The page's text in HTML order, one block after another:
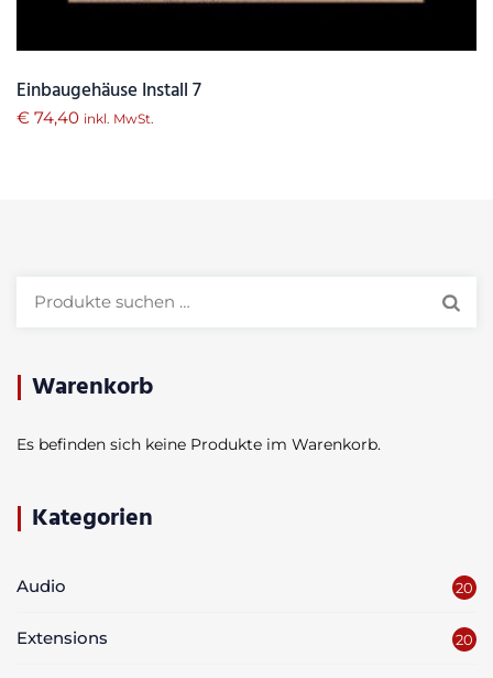
Einbaugehäuse Install 7
€ 74,40 inkl. MwSt.
Warenkorb
Es befinden sich keine Produkte im Warenkorb.
Kategorien
Audio 20
Extensions 20